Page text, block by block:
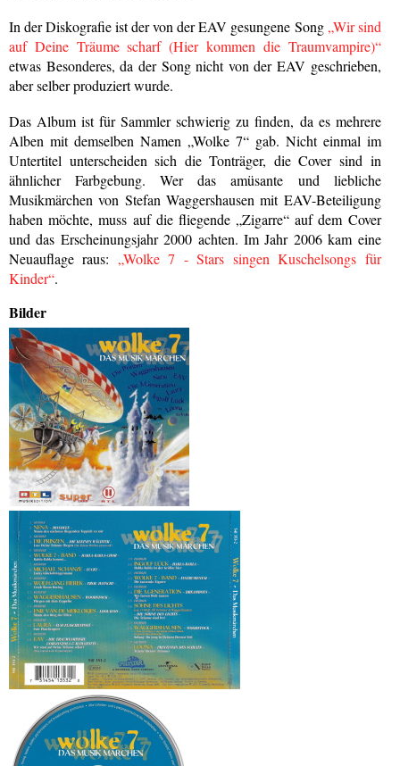
In der Diskografie ist der von der EAV gesungene Song „Wir sind
auf Deine Träume scharf (Hier kommen die Traumvampire)“
etwas Besonderes, da der Song nicht von der EAV geschrieben,
aber selber produziert wurde.
Das Album ist für Sammler schwierig zu finden, da es mehrere
Alben mit demselben Namen „Wolke 7“ gab. Nicht einmal im
Untertitel unterscheiden sich die Tonträger, die Cover sind in
ähnlicher Farbgebung. Wer das amüsante und liebliche
Musikmärchen von Stefan Waggershausen mit EAV-Beteiligung
haben möchte, muss auf die fliegende „Zigarre“ auf dem Cover
und das Erscheinungsjahr 2000 achten. Im Jahr 2006 kam eine
Neuauflage raus: „Wolke 7 - Stars singen Kuschelsongs für
Kinder“.
Bilder